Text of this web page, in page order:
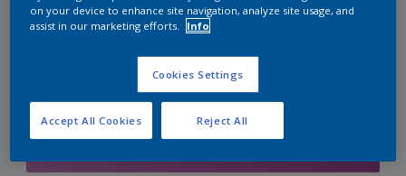
Boodschappenlijst
on your device to enhance site navigation, analyze site usage, and
assist in our marketing efforts.
Info
Cookies Settings
Reject All
Accept All Cookies